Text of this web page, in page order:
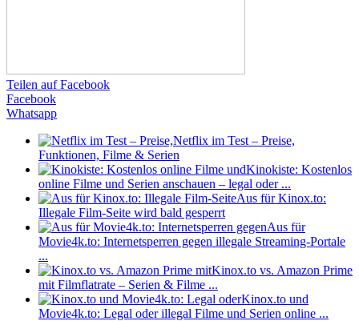
Teilen auf Facebook
Facebook
Whatsapp
Netflix im Test – Preise,
Funktionen, Filme & Serien
Kinokiste: Kostenlos
online Filme und Serien anschauen – legal oder ...
Aus für Kinox.to:
Illegale Film-Seite wird bald gesperrt
Aus für
Movie4k.to: Internetsperren gegen illegale Streaming-Portale
...
Kinox.to vs. Amazon Prime
mit Filmflatrate – Serien & Filme ...
Kinox.to und
Movie4k.to: Legal oder illegal Filme und Serien online ...